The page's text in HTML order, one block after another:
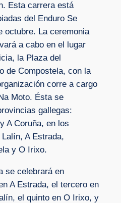
Esta carrera está
del Enduro Se
octubre. La ceremonia
a cabo en el lugar
la Plaza del
de Compostela, con la
corre a cargo
Moto. Ésta se
gallegas:
A Coruña, en los
A Estrada,
y O Irixo.
se celebrará en
A Estrada, el tercero en
el quinto en O Irixo, y